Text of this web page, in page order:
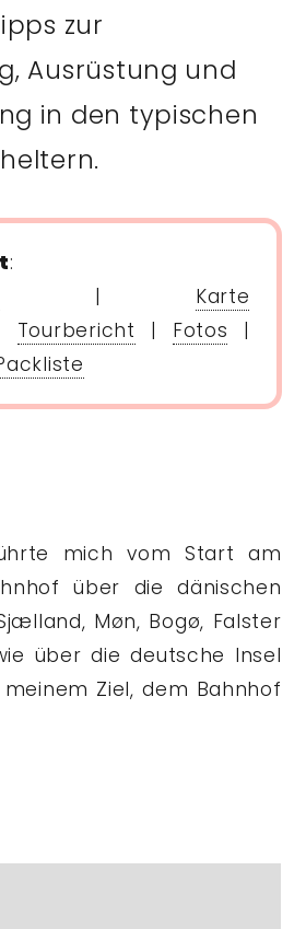
zur
Ausrüstung und
in den typischen
:
| Karte
Tourbericht | Fotos |
mich vom Start am
über die dänischen
Møn, Bogø, Falster
über die deutsche Insel
Ziel, dem Bahnhof